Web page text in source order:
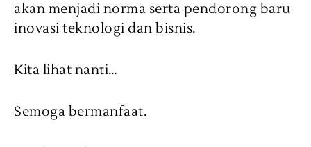
akan menjadi norma serta pendorong baru
inovasi teknologi dan bisnis.
Kita lihat nanti…
Semoga bermanfaat.